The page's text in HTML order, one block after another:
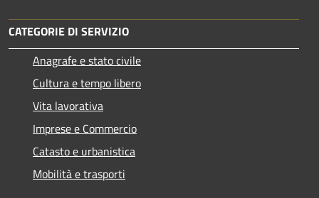
CATEGORIE DI SERVIZIO
Anagrafe e stato civile
Cultura e tempo libero
Vita lavorativa
Imprese e Commercio
Catasto e urbanistica
Mobilità e trasporti